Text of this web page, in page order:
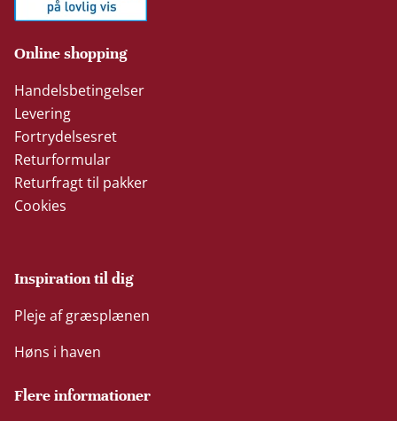
Online shopping
Handelsbetingelser
Levering
Fortrydelsesret
Returformular
Returfragt til pakker
Cookies
Inspiration til dig
Pleje af græsplænen
Høns i haven
Flere informationer